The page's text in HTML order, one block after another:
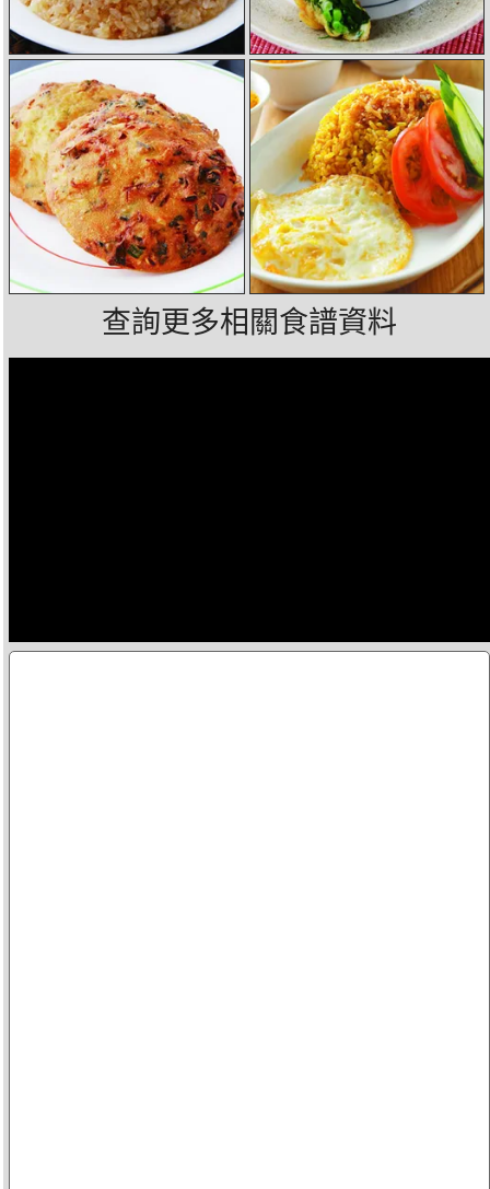
查詢更多相關食譜資料